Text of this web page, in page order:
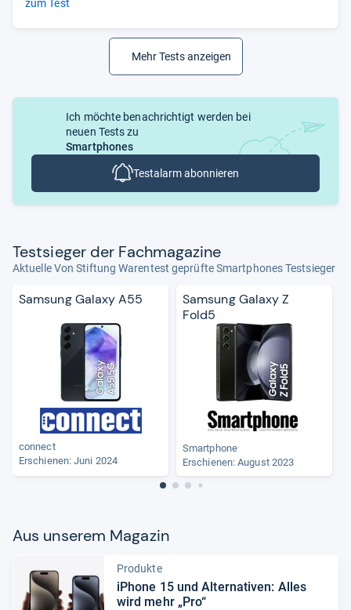
zum Test
Mehr Tests anzeigen
Ich möchte benachrichtigt werden bei
neuen Tests zu
Smartphones
Testalarm abonnieren
Test­sie­ger der Fach­ma­ga­zine
Aktuelle Von Stiftung Warentest geprüfte Smartphones Testsieger
Samsung Galaxy A55
connect
Erschienen: Juni 2024
Samsung Galaxy Z
Fold5
Smartphone
Erschienen: August 2023
Aus unse­rem Maga­zin
Produkte
iPhone 15 und Alter­na­ti­ven: Alles
wird mehr „Pro“